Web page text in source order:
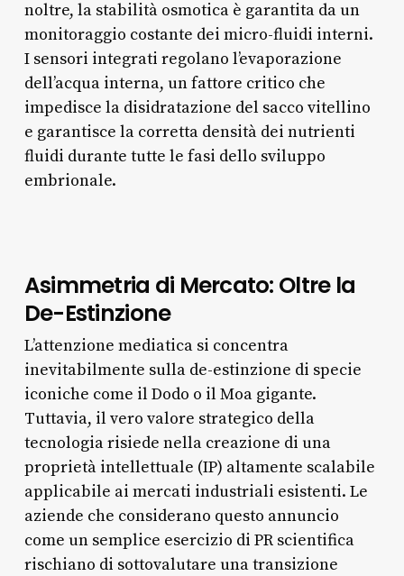
noltre, la stabilità osmotica è garantita da un
monitoraggio costante dei micro-fluidi interni.
I sensori integrati regolano l’evaporazione
dell’acqua interna, un fattore critico che
impedisce la disidratazione del sacco vitellino
e garantisce la corretta densità dei nutrienti
fluidi durante tutte le fasi dello sviluppo
embrionale.
Asimmetria di Mercato: Oltre la
De-Estinzione
L’attenzione mediatica si concentra
inevitabilmente sulla de-estinzione di specie
iconiche come il Dodo o il Moa gigante.
Tuttavia, il vero valore strategico della
tecnologia risiede nella creazione di una
proprietà intellettuale (IP) altamente scalabile
applicabile ai mercati industriali esistenti. Le
aziende che considerano questo annuncio
come un semplice esercizio di PR scientifica
rischiano di sottovalutare una transizione